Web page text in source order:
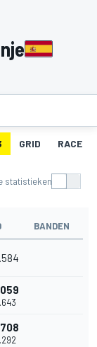
GRID RACE
statistieken
BANDEN